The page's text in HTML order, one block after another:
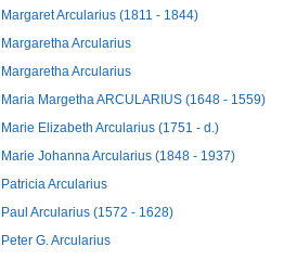
Margaret Arcularius (1811 - 1844)
Margaretha Arcularius
Margaretha Arcularius
Maria Margetha ARCULARIUS (1648 - 1559)
Marie Elizabeth Arcularius (1751 - d.)
Marie Johanna Arcularius (1848 - 1937)
Patricia Arcularius
Paul Arcularius (1572 - 1628)
Peter G. Arcularius